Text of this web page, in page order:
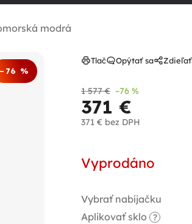
modrá
–76 %
1 577 € –76 %
371 €
371 € bez DPH
cena:
Vyprodáno
Vybrať nabíjačku
Aplikovať sklo
?
Tlač Opýtať sa Zdieľať